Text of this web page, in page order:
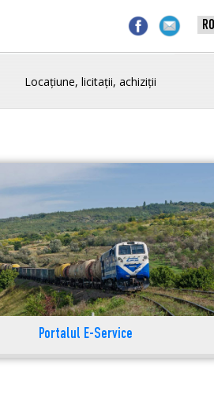
Locațiune, licitații, achiziții
Portalul E-Service